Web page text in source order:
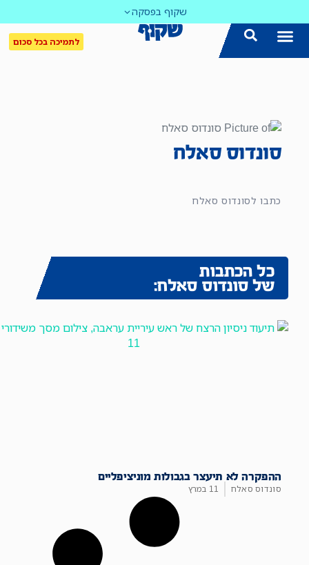
שקוף בפסקה
לתמיכה בכל סכום
סונדוס סאלח
כתבו לסונדוס סאלח
כל הכתבות
של סונדוס סאלח:
ההפקרה לא תיעצר בגבולות מוניציפליים
סונדוס סאלח 11 במרץ